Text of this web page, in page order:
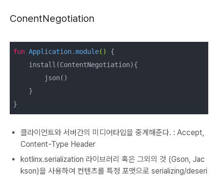
ConentNegotiation
fun Application.module()
{
    install(ContentNegotiation){
        json()
    }
}
클라이언트와 서버간의 미디어타입을 중계해준다. : Accept,
Content-Type Header
kotlinx.serialization 라이브러리 혹은 그외의 것 (Gson, Jac
kson)을 사용하여 컨텐츠를 특정 포맷으로 serializing/deseri